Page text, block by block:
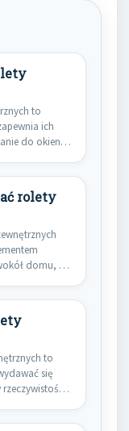
to
ich
do okien.
rolety
domu, a
to
się